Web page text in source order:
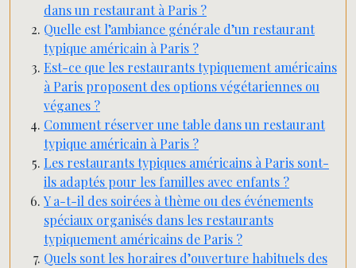
dans un restaurant à Paris ?
Quelle est l’ambiance générale d’un restaurant
typique américain à Paris ?
Est-ce que les restaurants typiquement américains
à Paris proposent des options végétariennes ou
véganes ?
Comment réserver une table dans un restaurant
typique américain à Paris ?
Les restaurants typiques américains à Paris sont-
ils adaptés pour les familles avec enfants ?
Y a-t-il des soirées à thème ou des événements
spéciaux organisés dans les restaurants
typiquement américains de Paris ?
Quels sont les horaires d’ouverture habituels des